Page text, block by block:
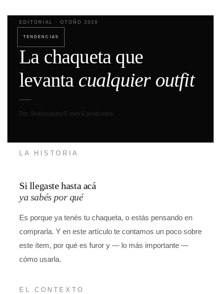
TENDENCIAS
EDITORIAL · OTOÑO 2026
La chaqueta que
levanta cualquier outfit
Por Shelosophy/ 5 min/ 6 productos
LA HISTORIA
Si llegaste hasta acá
ya sabés por qué
Es porque ya tenés tu chaqueta, o estás pensando en
comprarla. Y en este artículo te contamos un poco sobre
este ítem, por qué es furor y — lo más importante —
cómo usarla.
EL CONTEXTO